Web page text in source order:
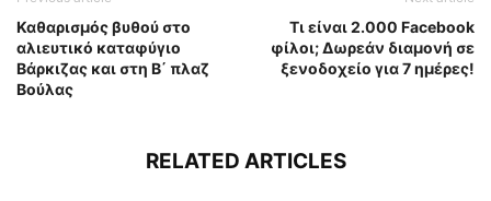
Καθαρισμός βυθού στο
αλιευτικό καταφύγιο
Βάρκιζας και στη Β΄ πλαζ
Βούλας
Τι είναι 2.000 Facebook
φίλοι; Δωρεάν διαμονή σε
ξενοδοχείο για 7 ημέρες!
RELATED ARTICLES